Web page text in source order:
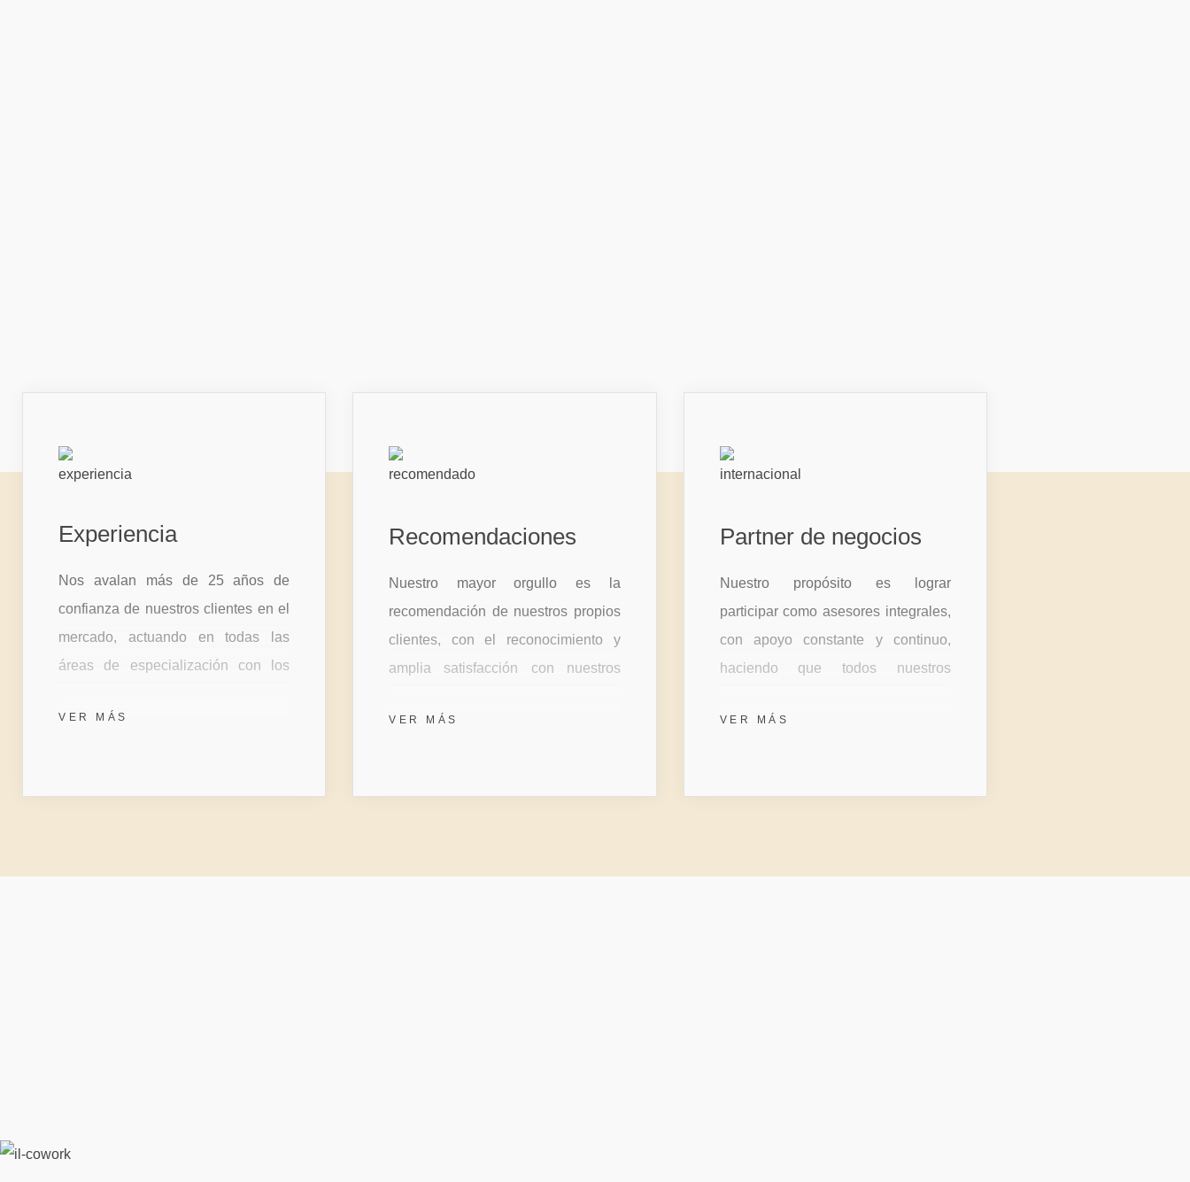
Experiencia
Nos avalan más de 25 años de
confianza de nuestros clientes en el
mercado, actuando en todas las
áreas de especialización con los
siempre con trato muy personalizado
VER MÁS
Recomendaciones
Nuestro mayor orgullo es la
recomendación de nuestros propios
clientes, con el reconocimiento y
amplia satisfacción con nuestros
las áreas
VER MÁS
Partner de negocios
Nuestro propósito es lograr
participar como asesores integrales,
con apoyo constante y continuo,
haciendo que todos nuestros
compromiso y confianza en el
VER MÁS